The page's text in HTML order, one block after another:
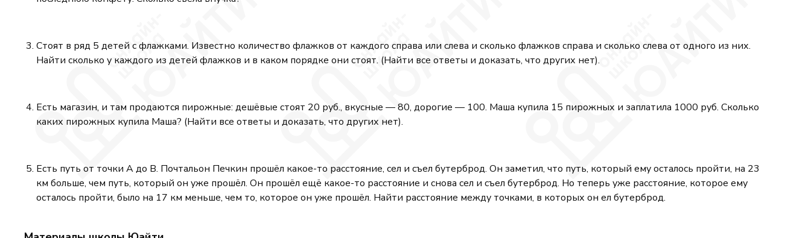
Стоят в ряд 5 детей с флажками. Известно количество флажков от каждого справа или слева и сколько флажков справа и сколько слева от одного из них.
Найти сколько у каждого из детей флажков и в каком порядке они стоят. (Найти все ответы и доказать, что других нет).
Есть магазин, и там продаются пирожные: дешёвые стоят 20 руб., вкусные — 80, дорогие — 100. Маша купила 15 пирожных и заплатила 1000 руб. Сколько
каких пирожных купила Маша? (Найти все ответы и доказать, что других нет).
Есть путь от точки А до В. Почтальон Печкин прошёл какое-то расстояние, сел и съел бутерброд. Он заметил, что путь, который ему осталось пройти, на 23
км больше, чем путь, который он уже прошёл. Он прошёл ещё какое-то расстояние и снова сел и съел бутерброд. Но теперь уже расстояние, которое ему
осталось пройти, было на 17 км меньше, чем то, которое он уже прошёл. Найти расстояние между точками, в которых он ел бутерброд.